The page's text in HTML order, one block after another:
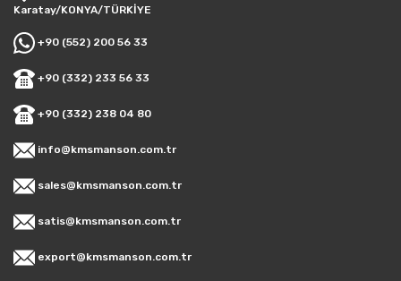
Karatay/KONYA/TÜRKİYE
+90 (552) 200 56 33
+90 (332) 233 56 33
+90 (332) 238 04 80
info@kmsmanson.com.tr
sales@kmsmanson.com.tr
satis@kmsmanson.com.tr
export@kmsmanson.com.tr